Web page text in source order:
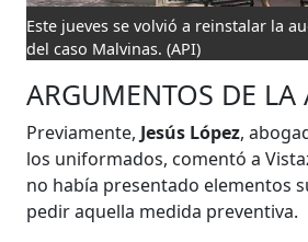
Este jueves se volvió a reinstalar la
del caso Malvinas.(API)
ARGUMENTOS DE
Previamente,Jesús López,
los uniformados, comentó a
no había presentado elementos
pedir aquella medida preventiva.